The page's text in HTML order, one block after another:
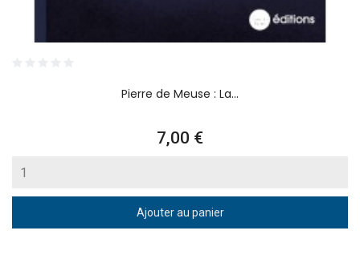
Pierre de Meuse : La...
Prix
7,00 €
Ajouter au panier